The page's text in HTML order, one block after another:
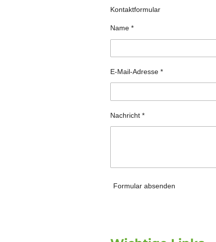
Kontaktformular
Name *
E-Mail-Adresse *
Nachricht *
Formular absenden